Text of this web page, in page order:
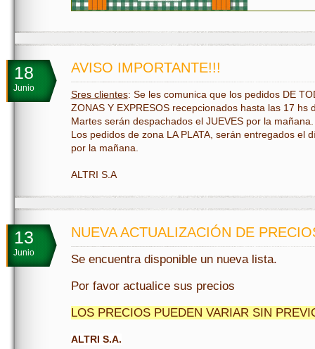
18
Junio
AVISO IMPORTANTE!!!
Sres clientes: Se les comunica que los pedidos DE
ZONAS Y EXPRESOS recepcionados hasta las 17 hs
Martes serán despachados el JUEVES por la
Los pedidos de zona LA PLATA, serán entregados el
por la mañana.
ALTRI S.A
13
Junio
NUEVA ACTUALIZACIÓN DE
Se encuentra disponible un nueva lista.
Por favor actualice sus precios
LOS PRECIOS PUEDEN VARIAR SIN
ALTRI S.A.